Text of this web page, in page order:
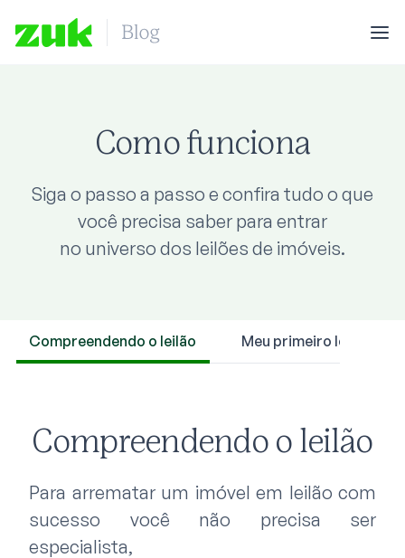
Como funciona
Siga o passo a passo e confira tudo o que
você precisa saber para entrar
no universo dos leilões de imóveis.
Compreendendo o leilão Meu primeiro leilão
Compreendendo o leilão
Para arrematar um imóvel em leilão com
sucesso você não precisa ser
especialista,